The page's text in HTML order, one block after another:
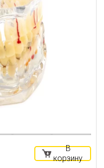
В
корзину